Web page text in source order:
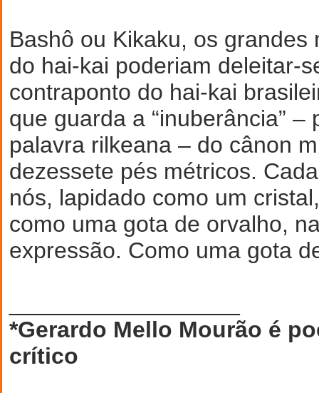
Bashô ou Kikaku, os grandes
do hai-kai poderiam deleitar-
contraponto do hai-kai
que guarda a “inuberância” –
palavra rilkeana – do cânon
dezessete pés métricos.
nós, lapidado como um
como uma gota de orvalho,
expressão. Como uma gota
*Gerardo Mello Mourão é
crítico